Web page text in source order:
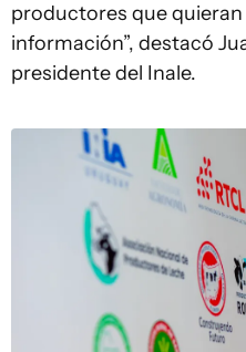
productores que
información”, destacó
presidente del Inale.